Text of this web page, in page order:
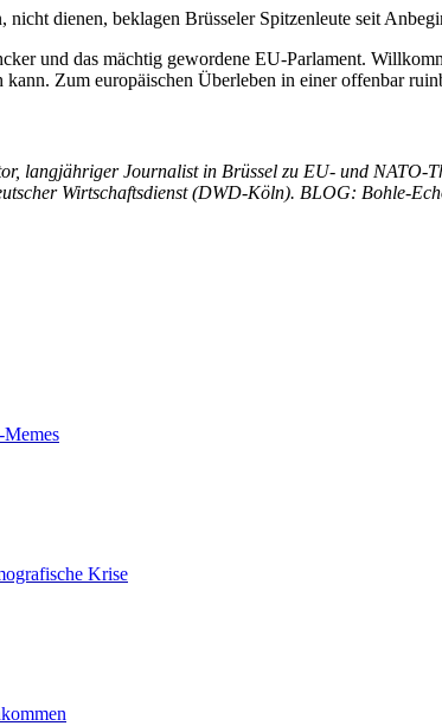
nicht dienen, beklagen Brüsseler Spitzenleute seit
und das mächtig gewordene EU-Parlament.
Zum europäischen Überleben in einer offenbar
langjähriger Journalist in Brüssel zu EU- und NATO-
Wirtschaftsdienst (DWD-Köln). BLOG: Bohle-
Memes
Krise